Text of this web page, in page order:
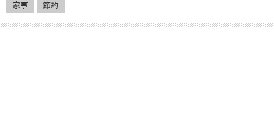
家事 節約